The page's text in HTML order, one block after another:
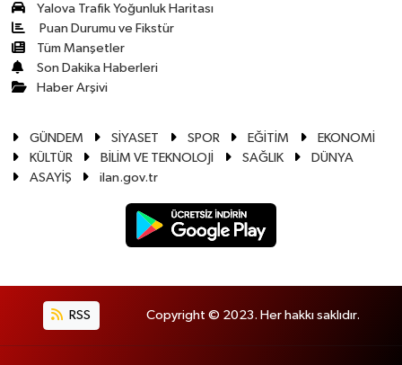
Yalova Trafik Yoğunluk Haritası
Puan Durumu ve Fikstür
Tüm Manşetler
Son Dakika Haberleri
Haber Arşivi
GÜNDEM SİYASET SPOR EĞİTİM
EKONOMİ
KÜLTÜR
BİLİM VE TEKNOLOJİ SAĞLIK
DÜNYA
ASAYİŞ
ilan.gov.tr
RSS Copyright © 2023. Her hakkı saklıdır.